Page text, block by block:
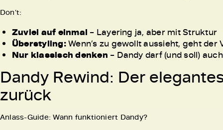
Don’t:
Zuviel auf einmal – Layering ja, aber mit Struktur
Überstyling:Wenn’s zu gewollt aussieht, geht der
Nur klassisch denken – Dandy darf (und soll)
Dandy Rewind: Der
zurück
Anlass-Guide: Wann funktioniert Dandy?